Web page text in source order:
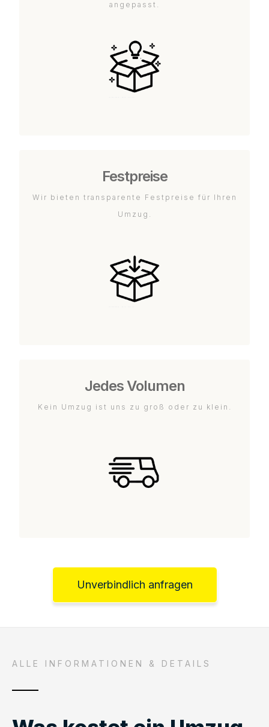
angepasst.
Festpreise
Wir bieten transparente Festpreise für Ihren
Umzug.
Jedes Volumen
Kein Umzug ist uns zu groß oder zu klein.
Unverbindlich anfragen
ALLE INFORMATIONEN & DETAILS